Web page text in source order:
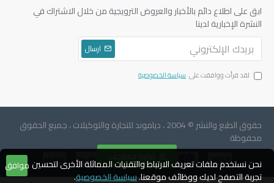
ابق على اطلاع دائم بالأخبار والعروض الترويجية من خلال الاشتراك في
النشرة الإخبارية لدينا
ارسال
لقد قرأت ووافقت على سياسة الخصوصية
حقوق الطبع والنشر © 2004 ، دياموند للتجارة والتوكيلات ، جميع الحقوق
محفوظة
موافق نحن نستخدم ملفات تعريف الارتباط والتقنيات المماثلة الأخرى لتحسين
تجربة التصفح لديك ووظائف موقعنا.سياسة الخصوصية.